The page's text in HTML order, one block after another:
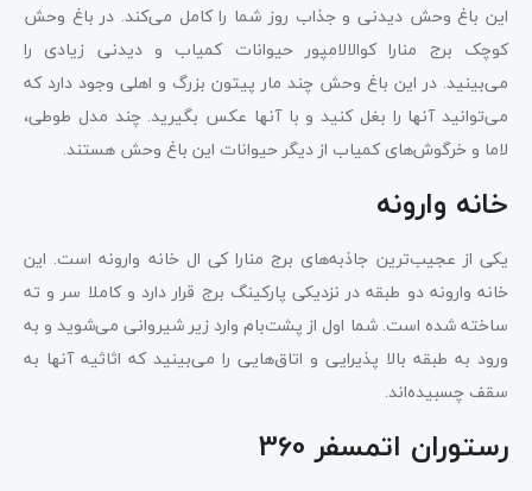
این باغ وحش دیدنی و جذاب روز شما را کامل می‌کند. در باغ وحش
کوچک برج منارا کوالالامپور حیوانات کمیاب و دیدنی زیادی را
می‌بینید. در این باغ‌ وحش چند مار پیتون بزرگ و اهلی وجود دارد که
می‌توانید آنها را بغل کنید و با آنها عکس بگیرید. چند مدل طوطی،
لاما و خرگوش‌های کمیاب از دیگر حیوانات این باغ وحش هستند.
خانه وارونه
یکی از عجیب‌ترین جاذبه‌های برج منارا کی ال خانه وارونه است. این
خانه وارونه دو طبقه در نزدیکی پارکینگ برج قرار دارد و کاملا سر و ته
ساخته شده است. شما اول از پشت‌بام وارد زیر شیروانی می‌شوید و به
ورود به طبقه بالا پذیرایی و اتاق‌هایی را می‌بینید که اثاثیه آنها به
سقف چسبیده‌اند.
رستوران اتمسفر 360